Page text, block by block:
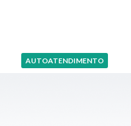
AUTOATENDIMENTO